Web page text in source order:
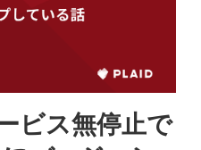
ビス無停止で